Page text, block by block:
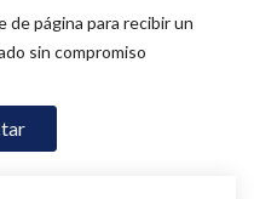
de página para recibir un
sin compromiso